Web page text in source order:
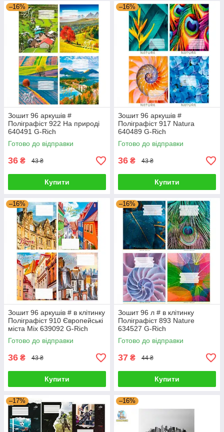
–16%
Зошит 96 аркушів #
Поліграфіст 922 На природі
640491 G-Rich
Готово до відправки
36 ₴ 43 ₴
Купити
–16%
Зошит 96 аркушів #
Поліграфіст 917 Natura
640489 G-Rich
Готово до відправки
36 ₴ 43 ₴
Купити
–16%
Зошит 96 аркушів # в клітинку
Поліграфіст 910 Європейські
міста Mix 639092 G-Rich
Готово до відправки
36 ₴ 43 ₴
Купити
–16%
Зошит 96 л # в клітинку
Поліграфіст 893 Nature
634527 G-Rich
Готово до відправки
37 ₴ 44 ₴
Купити
–17% –16%